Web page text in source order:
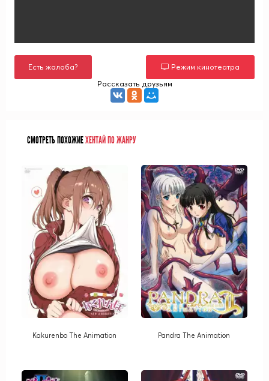
Есть жалоба?
Режим кинотеатра
Рассказать друзьям
СМОТРЕТЬ ПОХОЖИЕХЕНТАЙ ПО ЖАНРУ
Kakurenbo The Animation Pandra The Animation